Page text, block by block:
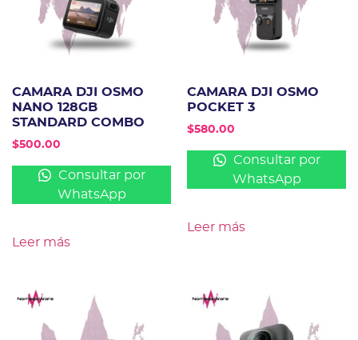
CAMARA DJI OSMO
NANO 128GB
STANDARD COMBO
$500.00
Consultar por
WhatsApp
Leer más
CAMARA DJI OSMO
POCKET 3
$580.00
Consultar por
WhatsApp
Leer más